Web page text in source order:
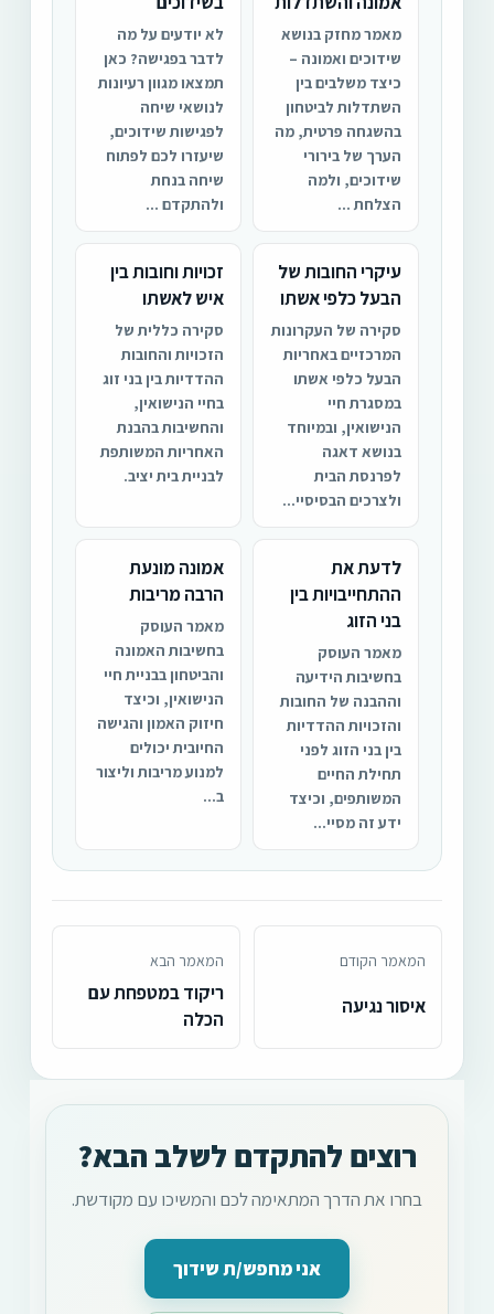
מאמר מחזק בנושא
שידוכים ואמונה –
כיצד משלבים בין
השתדלות לביטחון
בהשגחה פרטית, מה
הערך של בירורי
שידוכים, ולמה
הצלחת ...
לא יודעים על מה
לדבר בפגישה? כאן
תמצאו מגוון רעיונות
לנושאי שיחה
לפגישות שידוכים,
שיעזרו לכם לפתוח
שיחה בנחת
ולהתקדם ...
עיקרי החובות של
הבעל כלפי אשתו
סקירה של העקרונות
המרכזיים באחריות
הבעל כלפי אשתו
במסגרת חיי
הנישואין, ובמיוחד
בנושא דאגה
לפרנסת הבית
ולצרכים הבסיסיי...
זכויות וחובות בין
איש לאשתו
סקירה כללית של
הזכויות והחובות
ההדדיות בין בני זוג
בחיי הנישואין,
והחשיבות בהבנת
האחריות המשותפת
לבניית בית יציב.
לדעת את
ההתחייבויות בין
בני הזוג
מאמר העוסק
בחשיבות הידיעה
וההבנה של החובות
והזכויות ההדדיות
בין בני הזוג לפני
תחילת החיים
המשותפים, וכיצד
ידע זה מסיי...
אמונה מונעת
הרבה מריבות
מאמר העוסק
בחשיבות האמונה
והביטחון בבניית חיי
הנישואין, וכיצד
חיזוק האמון והגישה
החיובית יכולים
למנוע מריבות וליצור
ב...
המאמר הקודם
איסור נגיעה
המאמר הבא
ריקוד במטפחת עם
הכלה
רוצים להתקדם לשלב הבא?
בחרו את הדרך המתאימה לכם והמשיכו עם מקודשת.
אני מחפש/ת שידוך